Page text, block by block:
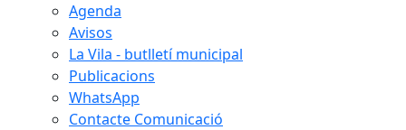
Agenda
Avisos
La Vila - butlletí municipal
Publicacions
WhatsApp
Contacte Comunicació